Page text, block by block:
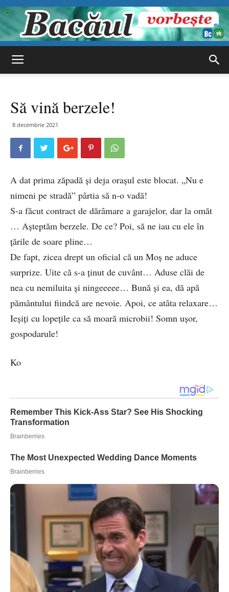
Să vină berzele!
8 decembrie 2021
A dat prima zăpadă și deja orașul este blocat. „Nu e
nimeni pe stradă” pârtia să n-o vadă!
S-a făcut contract de dărâmare a garajelor, dar la omăt
… Așteptăm berzele. De ce? Poi, să ne iau cu ele în
țările de soare pline…
De fapt, zicea drept un oficial că un Moș ne aduce
surprize. Uite că s-a ținut de cuvânt… Aduse clăi de
nea cu nemiluita și ningeeeee… Bună și ea, dă apă
pământului fiindcă are nevoie. Apoi, ce atâta relaxare…
Ieșiți cu lopețile ca să moară microbii! Somn ușor,
gospodarule!
Ko